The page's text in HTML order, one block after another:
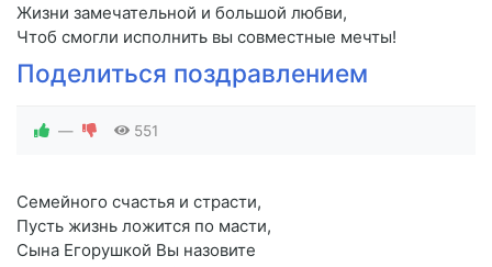
Жизни замечательной и большой любви,
Чтоб смогли исполнить вы совместные мечты!
Поделиться поздравлением
— 551
Семейного счастья и страсти,
Пусть жизнь ложится по масти,
Сына Егорушкой Вы назовите